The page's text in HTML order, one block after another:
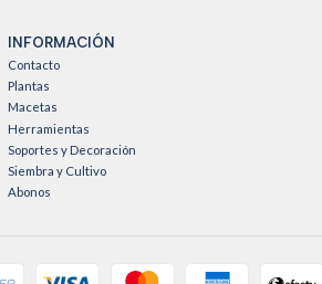
INFORMACIÓN
Contacto
Plantas
Macetas
Herramientas
Soportes y Decoración
Siembra y Cultivo
Abonos